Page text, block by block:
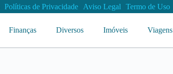
Políticas de Privacidade Aviso Legal Termo de Uso
Finanças Diversos Imóveis Viagens